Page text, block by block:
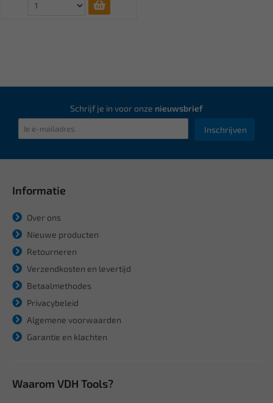
Schrijf je in voor onze nieuwsbrief
Inschrijven
Informatie
Over ons
Nieuwe producten
Retourneren
Verzendkosten en levertijd
Betaalmethodes
Privacybeleid
Algemene voorwaarden
Garantie en klachten
Waarom VDH Tools?